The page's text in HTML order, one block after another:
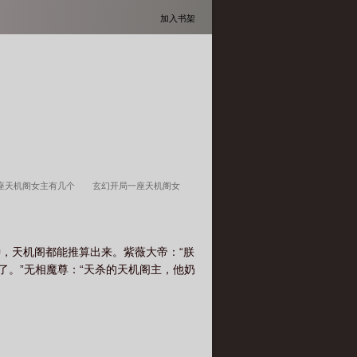
加入书架
天机阁女主有几个 玄幻开局一座天机阁女
天机阁都能推算出来。紫薇大帝：“朕
”无相魔尊：“天杀的天机阁主，他奶